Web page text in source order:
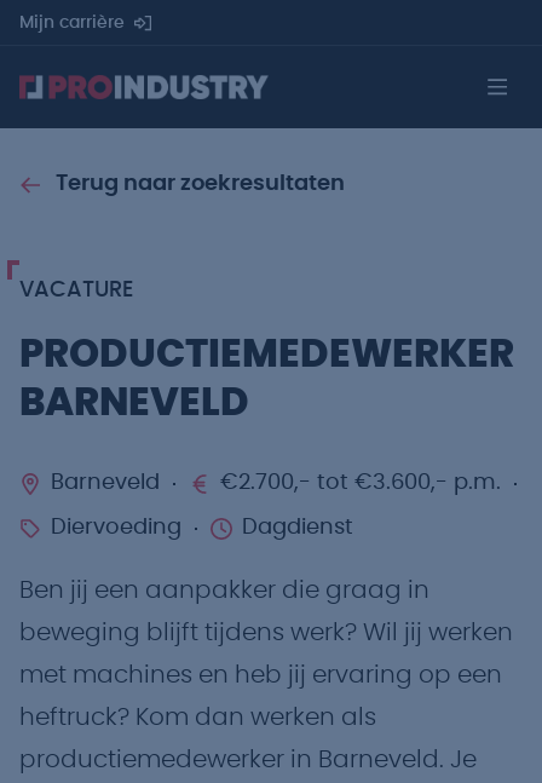
Mijn carrière
Terug naar zoekresultaten
VACATURE
PRODUCTIEMEDEWERKER
BARNEVELD
Barneveld €2.700,- tot €3.600,- p.m.
Diervoeding Dagdienst
Ben jij een aanpakker die graag in
beweging blijft tijdens werk? Wil jij werken
met machines en heb jij ervaring op een
heftruck? Kom dan werken als
productiemedewerker in Barneveld. Je